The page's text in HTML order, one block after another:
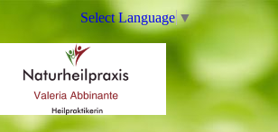
Select Language▼